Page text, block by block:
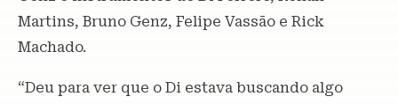
Martins, Bruno Genz, Felipe Vassão e Rick
Machado.
“Deu para ver que o Di estava buscando algo